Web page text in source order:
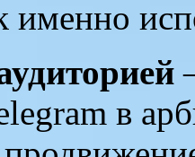
именно
в